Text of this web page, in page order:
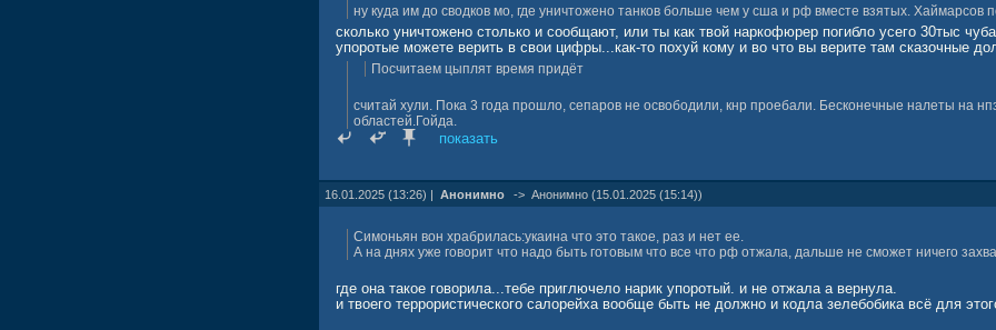
ну куда им до сводков мо, где уничтожено танков больше чем у сша и рф вместе взятых. Хаймарсов
сколько уничтожено столько и сообщают, или ты как твой наркофюрер погибло усего 30тыс
упоротые можете верить в свои цифры...как-то похуй кому и во что вы верите там сказочные
Посчитаем цыплят время придёт
считай хули. Пока 3 года прошло, сепаров не освободили, кнр проебали. Бесконечные налеты на
областей.Гойда.
первый же месяц оставить без света всю эту недострану и без ТВ-вышек и прочего, и
верхушку...так бы и делали твои обожаемые пендосы или еще покруче, отмобили бы в первый
показать
16.01.2025 (13:26) | Анонимно -> Анонимно (15.01.2025 (15:14))
Симоньян вон храбрилась:укаина что это такое, раз и нет ее.
А на днях уже говорит что надо быть готовым что все что рф отжала, дальше не сможет ничего
где она такое говорила...тебе приглючело нарик упоротый. и не отжала а вернула.
и твоего террористического салорейха вообще быть не должно и кодла зелебобика всё для